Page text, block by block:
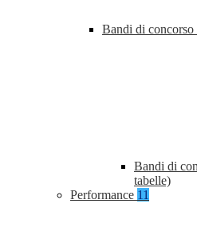
Bandi di concorso
Bandi di
tabelle)
Performance 11